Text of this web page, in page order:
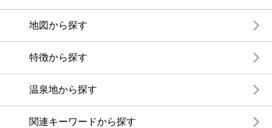
地図から探す
特徴から探す
温泉地から探す
関連キーワードから探す